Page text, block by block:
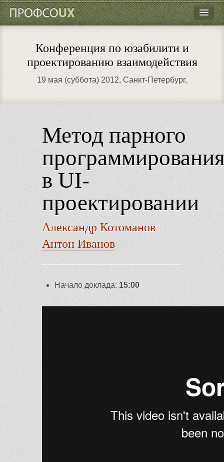
ПрофсоUX
Докладчики
Кто пойдёт?
Как добраться?
Конференция по юзабилити и
проектированию взаимодействия
19 мая (суббота) 2012, Санкт-Петербург,
Метод парного
в UI-
проектировании
Александр Котоманов
Антон Иванов
Начало доклада: 15:00